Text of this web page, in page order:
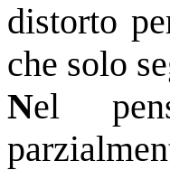
distorto
che solo
Nel